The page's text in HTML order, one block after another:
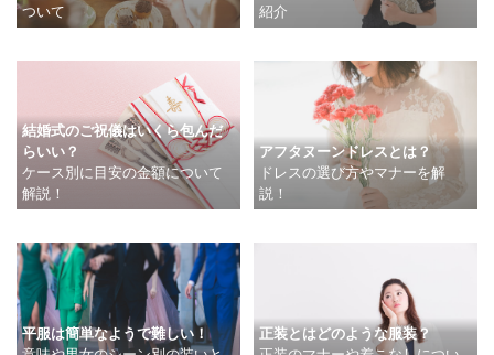
ついて
紹介
結婚式のご祝儀はいくら包んだ
らいい？
ケース別に目安の金額について
解説！
アフタヌーンドレスとは？
ドレスの選び方やマナーを解
説！
平服は簡単なようで難しい！
正装とはどのような服装？